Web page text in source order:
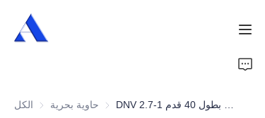
الكل حاوية بحرية حاوية بحرية